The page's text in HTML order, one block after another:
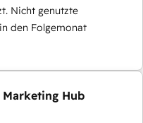
Nicht genutzte
den Folgemonat
Hub